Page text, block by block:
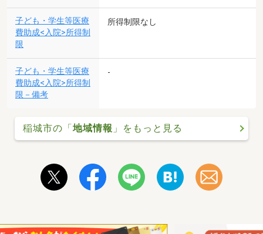
子ども・学生等医療
費助成<入院>所得制
限
所得制限なし
子ども・学生等医療
費助成<入院>所得制
限－備考
-
稲城市の「地域情報 」をもっと見る